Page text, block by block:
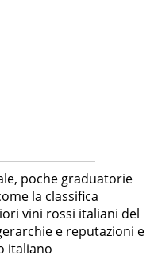
poche graduatorie
la classifica
vini rossi italiani del
e reputazioni e
italiano